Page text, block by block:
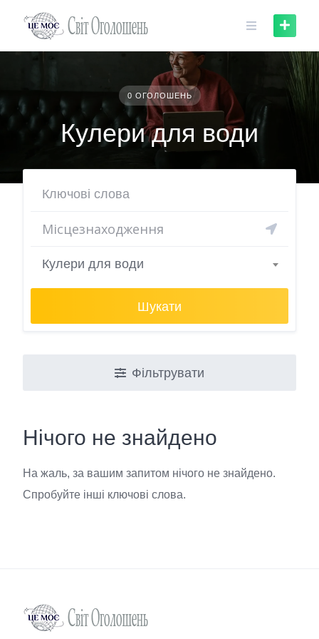
0 ОГОЛОШЕНЬ
Кулери для води
Кулери для води
Шукати
Фільтрувати
Нічого не знайдено
На жаль, за вашим запитом нічого не знайдено.
Спробуйте інші ключові слова.